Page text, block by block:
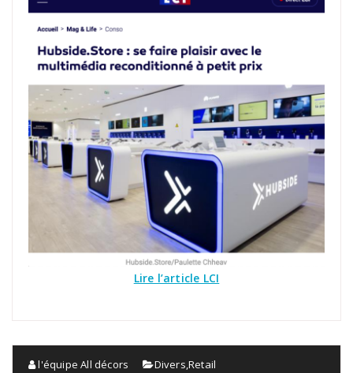
Lire l’article LCI
l'équipe All décors Divers,Retail